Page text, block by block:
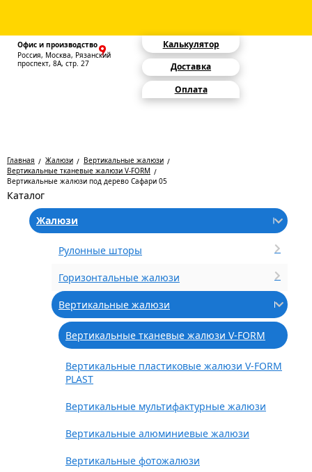
Офис и производство
Россия, Москва, Рязанский
проспект, 8А, стр. 27
Калькулятор
Доставка
Оплата
Главная Жалюзи
Вертикальные жалюзи
Вертикальные тканевые жалюзи V-FORM
Вертикальные жалюзи под дерево Сафари 05
Каталог
Жалюзи
Рулонные шторы
Горизонтальные жалюзи
Вертикальные жалюзи
Вертикальные тканевые жалюзи V-FORM
Вертикальные пластиковые жалюзи V-FORM
PLAST
Вертикальные мультифактурные жалюзи
Вертикальные алюминиевые жалюзи
Вертикальные фотожалюзи